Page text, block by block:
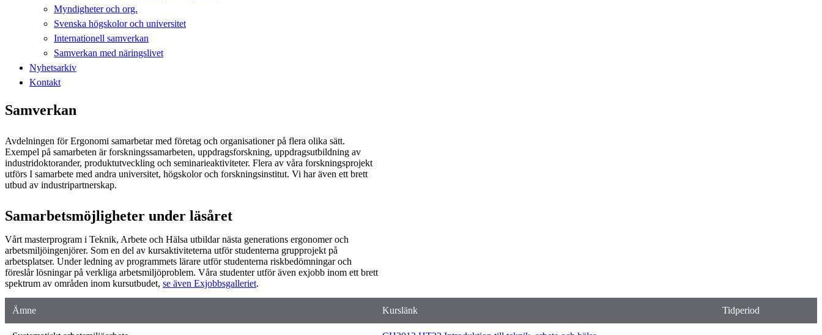
Myndigheter och org.
Svenska högskolor och universitet
Internationell samverkan
Samverkan med näringslivet
Nyhetsarkiv
Kontakt
Samverkan
Avdelningen för Ergonomi samarbetar med företag och organisationer på flera olika sätt.
Exempel på samarbeten är forskningssamarbeten, uppdragsforskning, uppdragsutbildning av
industridoktorander, produktutveckling och seminarieaktiviteter. Flera av våra forskningsprojekt
utförs I samarbete med andra universitet, högskolor och forskningsinstitut. Vi har även ett brett
utbud av industripartnerskap.
Samarbetsmöjligheter under läsåret
Vårt masterprogram i Teknik, Arbete och Hälsa utbildar nästa generations ergonomer och
arbetsmiljöingenjörer. Som en del av kursaktiviteterna utför studenterna grupprojekt på
arbetsplatser. Under ledning av programmets lärare utför studenterna riskbedömningar och
föreslår lösningar på verkliga arbetsmiljöproblem. Våra studenter utför även exjobb inom ett brett
spektrum av områden inom kursutbudet, se även Exjobbsgalleriet.
Ämne Kurslänk Tidperiod